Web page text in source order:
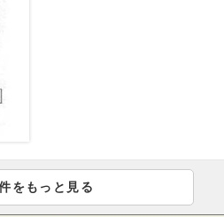
をもっと見る